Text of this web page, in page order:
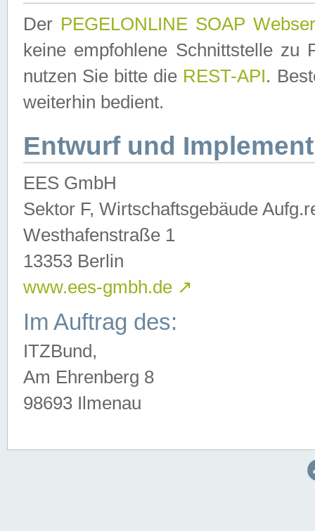
Der PEGELONLINE SOAP
keine empfohlene Schnittstelle zu
nutzen Sie bitte die REST-API.
weiterhin bedient.
Entwurf und
EES GmbH
Sektor F, Wirtschaftsgebäude
Westhafenstraße 1
13353 Berlin
www.ees-gmbh.de ↗
Im Auftrag des:
ITZBund,
Am Ehrenberg 8
98693 Ilmenau